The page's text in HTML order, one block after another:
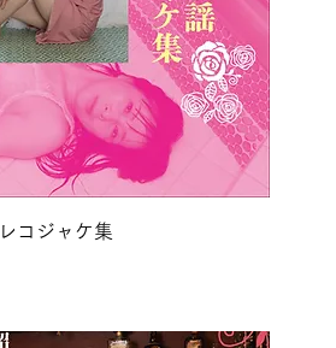
コジャケ集